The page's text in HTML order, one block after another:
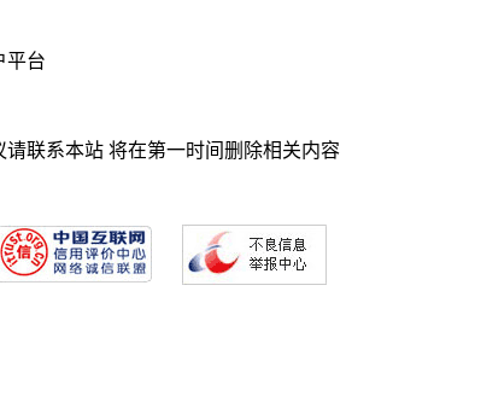
平台
联系本站 将在第一时间删除相关内容